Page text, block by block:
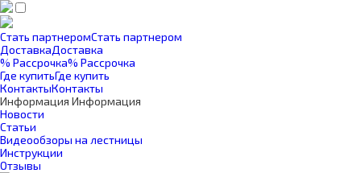
Стать партнеромСтать партнером
ДоставкаДоставка
% Рассрочка% Рассрочка
Где купитьГде купить
КонтактыКонтакты
Информация Информация
Новости
Статьи
Видеообзоры на лестницы
Инструкции
Отзывы